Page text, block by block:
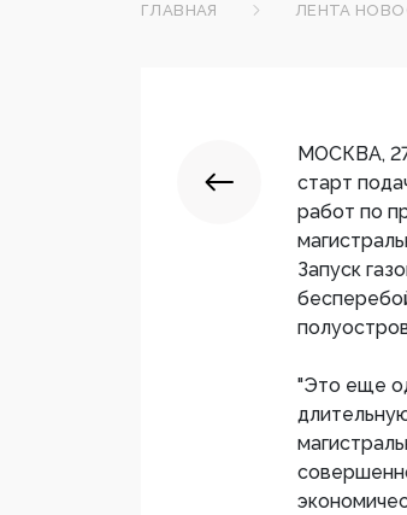
ГЛАВНАЯ ЛЕНТА
МОСКВА,
старт
работ по
Запуск
"Это еще